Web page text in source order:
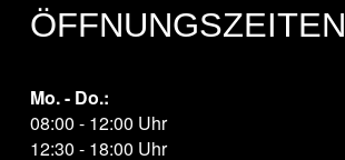
ÖFFNUNGSZEITEN
Mo. - Do.:
08:00 - 12:00 Uhr
12:30 - 18:00 Uhr